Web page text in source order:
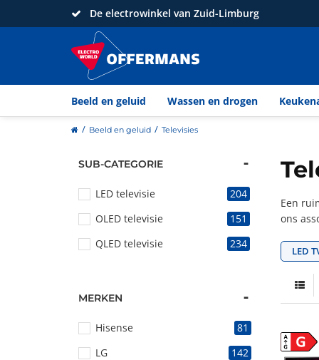
De electrowinkel van Zuid-Limburg
Beeld en geluid Wassen en drogen
homeBeeld en geluid Televisies
SUB-CATEGORIE
LED televisie
204
OLED televisie
151
QLED televisie
234
MERKEN
Hisense
81
LG
142
Een
ons
LED
G